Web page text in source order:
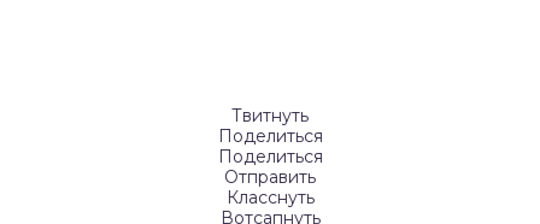
Твитнуть
Поделиться
Поделиться
Отправить
Класснуть
Вотсапнуть